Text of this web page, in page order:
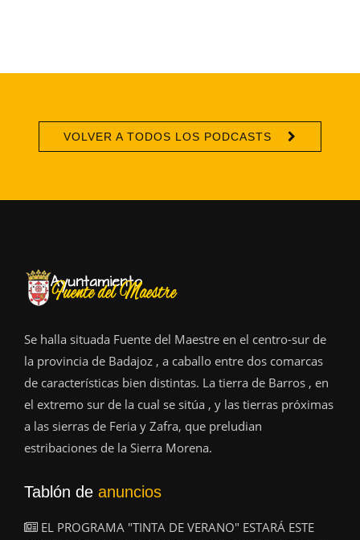
VOLVER A TODOS LOS PODCASTS
Se halla situada Fuente del Maestre en el centro-sur de
la provincia de Badajoz , a caballo entre dos comarcas
de características bien distintas. La tierra de Barros , en
el extremo sur de la cual se sitúa , y las tierras próximas
a las sierras de Feria y Zafra, que preludian
estribaciones de la Sierra Morena.
Tablón de anuncios
EL PROGRAMA "TINTA DE VERANO" ESTARÁ ESTE